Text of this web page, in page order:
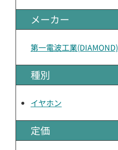
メーカー
第一電波工業(DIAMOND)
種別
イヤホン
定価